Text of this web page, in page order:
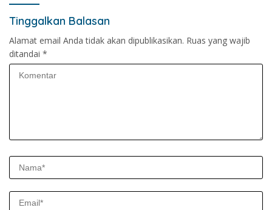
Tinggalkan Balasan
Alamat email Anda tidak akan dipublikasikan. Ruas yang wajib
ditandai *